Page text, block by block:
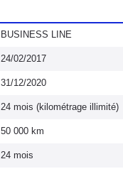
BUSINESS LINE
24/02/2017
31/12/2020
24 mois (kilométrage illimité)
50 000 km
24 mois